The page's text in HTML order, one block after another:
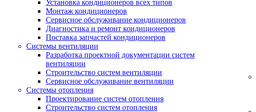
Установка кондиционеров всех типов
Монтаж кондиционеров
Сервисное обслуживание кондиционеров
Диагностика и ремонт кондиционеров
Поставка запчастей кондиционеров
Системы вентиляции
Разработка проектной документации систем
вентиляции
Строительство систем вентиляции
Сервисное обслуживание вентиляции
Системы отопления
Проектирование систем отопления
Строительство систем отопления